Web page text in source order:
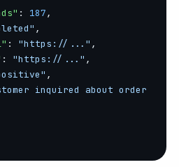
: 187,
,
: "https://..." ,
: "https://..." ,
,
inquired about order